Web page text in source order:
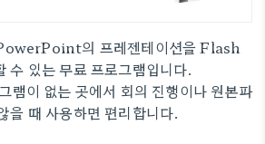
의 프레젠테이션을 Flash
수 있는 무료 프로그램입니다.
이 없는 곳에서 회의 진행이나 원본파
을 때 사용하면 편리합니다.